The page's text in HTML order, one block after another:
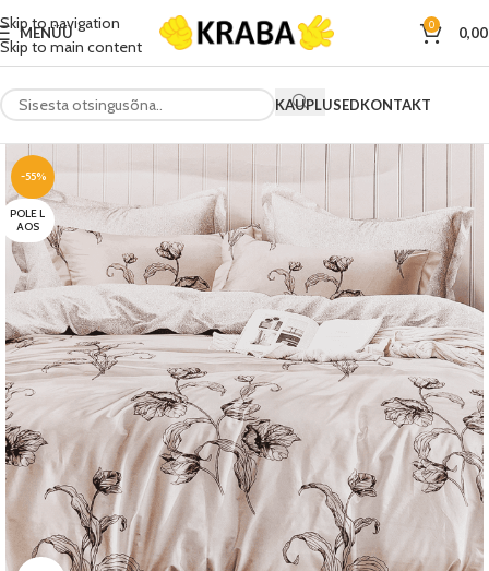
Skip to navigation
Skip to main content
MENÜÜ 0
KAUPLUSEDKONTAKT
-55%
POLE L
AOS